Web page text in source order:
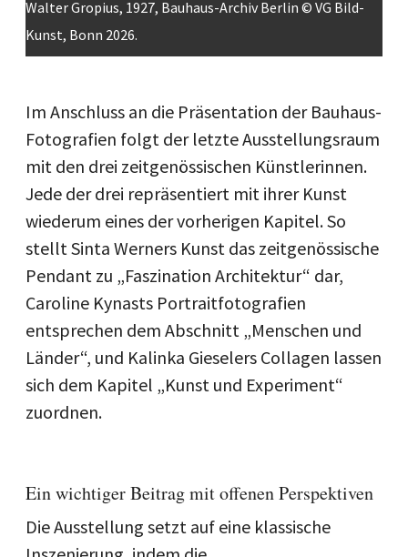
Walter Gropius, 1927, Bauhaus-Archiv Berlin © VG Bild-
Kunst, Bonn 2026.
Im Anschluss an die Präsentation der Bauhaus-
Fotografien folgt der letzte Ausstellungsraum
mit den drei zeitgenössischen Künstlerinnen.
Jede der drei repräsentiert mit ihrer Kunst
wiederum eines der vorherigen Kapitel. So
stellt Sinta Werners Kunst das zeitgenössische
Pendant zu „Faszination Architektur“ dar,
Caroline Kynasts Portraitfotografien
entsprechen dem Abschnitt „Menschen und
Länder“, und Kalinka Gieselers Collagen lassen
sich dem Kapitel „Kunst und Experiment“
zuordnen.
Ein wichtiger Beitrag mit offenen Perspektiven
Die Ausstellung setzt auf eine klassische